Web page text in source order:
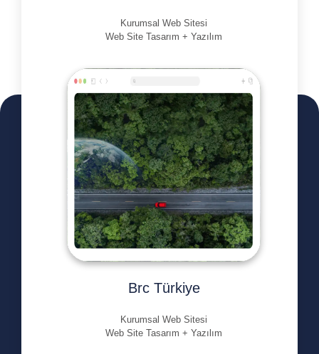
Kurumsal Web Sitesi
Web Site Tasarım + Yazılım
Brc Türkiye
Kurumsal Web Sitesi
Web Site Tasarım + Yazılım